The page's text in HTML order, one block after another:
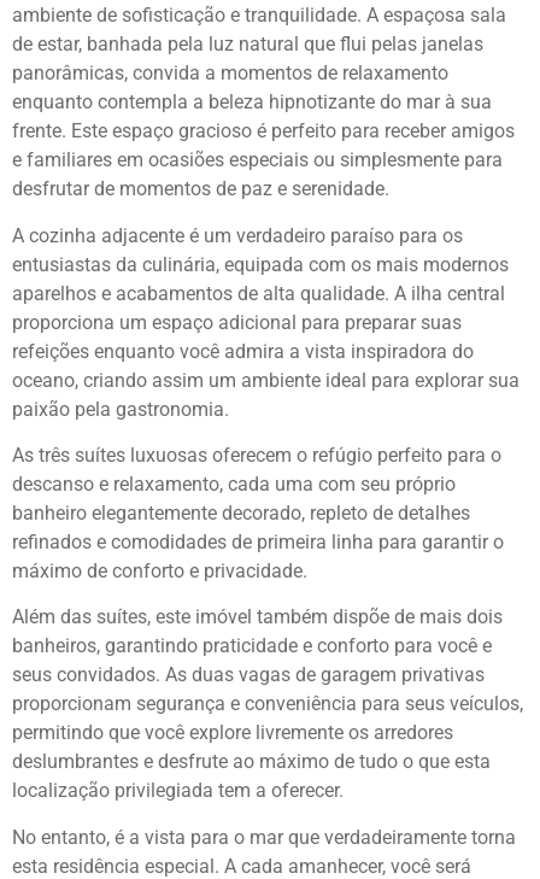
ambiente de sofisticação e tranquilidade. A espaçosa sala
de estar, banhada pela luz natural que flui pelas janelas
panorâmicas, convida a momentos de relaxamento
enquanto contempla a beleza hipnotizante do mar à sua
frente. Este espaço gracioso é perfeito para receber amigos
e familiares em ocasiões especiais ou simplesmente para
desfrutar de momentos de paz e serenidade.
A cozinha adjacente é um verdadeiro paraíso para os
entusiastas da culinária, equipada com os mais modernos
aparelhos e acabamentos de alta qualidade. A ilha central
proporciona um espaço adicional para preparar suas
refeições enquanto você admira a vista inspiradora do
oceano, criando assim um ambiente ideal para explorar sua
paixão pela gastronomia.
As três suítes luxuosas oferecem o refúgio perfeito para o
descanso e relaxamento, cada uma com seu próprio
banheiro elegantemente decorado, repleto de detalhes
refinados e comodidades de primeira linha para garantir o
máximo de conforto e privacidade.
Além das suítes, este imóvel também dispõe de mais dois
banheiros, garantindo praticidade e conforto para você e
seus convidados. As duas vagas de garagem privativas
proporcionam segurança e conveniência para seus veículos,
permitindo que você explore livremente os arredores
deslumbrantes e desfrute ao máximo de tudo o que esta
localização privilegiada tem a oferecer.
No entanto, é a vista para o mar que verdadeiramente torna
esta residência especial. A cada amanhecer, você será